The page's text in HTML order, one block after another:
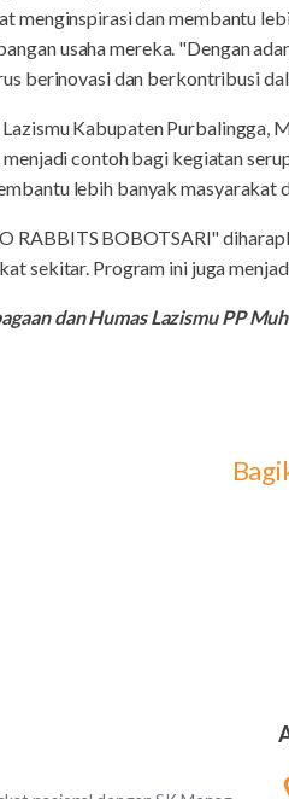
menginspirasi dan membantu
usaha mereka. "Dengan
berinovasi dan berkontribusi
Kabupaten Purbalingga,
contoh bagi kegiatan
lebih banyak masyarakat
RABBITS BOBOTSARI"
sekitar. Program ini juga
dan Humas Lazismu PP